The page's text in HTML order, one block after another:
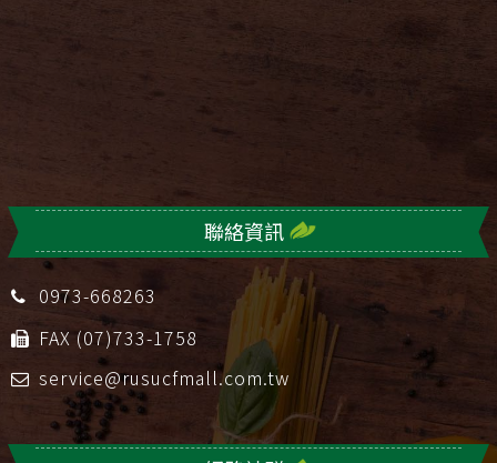
聯絡資訊
0973-668263
FAX (07)733-1758
service@rusucfmall.com.tw